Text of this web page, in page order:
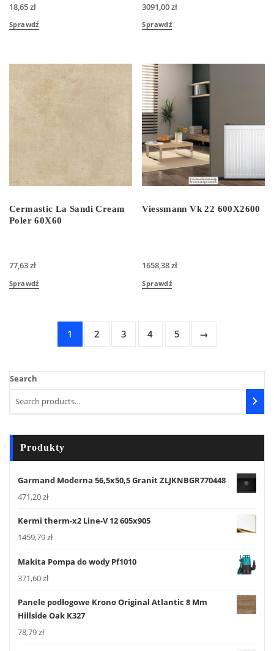
18,65zł
Sprawdź
3091,00zł
Sprawdź
Cermastic La Sandi Cream
Poler 60X60
77,63zł
Sprawdź
Viessmann Vk 22 600X2600
1658,38zł
Sprawdź
1 2 3 4 5 →
Search
Produkty
Garmand Moderna 56,5x50,5 Granit ZLJKNBGR770448
471,20zł
Kermi therm-x2 Line-V 12 605x905
1459,79zł
Makita Pompa do wody Pf1010
371,60zł
Panele podłogowe Krono Original Atlantic 8 Mm
Hillside Oak K327
78,79zł